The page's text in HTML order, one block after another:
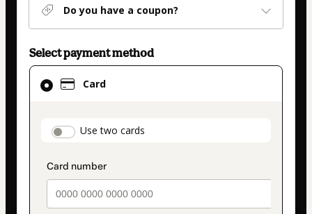
Do you have a coupon?
Select payment method
Card
payment_data.section_title_v2
Use two cards
Card
selected
method